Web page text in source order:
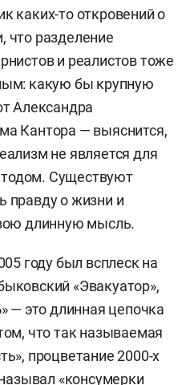
каких-то откровений о
разделение
и реалистов тоже
какую бы крупную
Александра
Кантора — выяснится,
не является для
Существуют
правду о жизни и
длинную мысль.
году был всплеск на
«Эвакуатор»,
— это длинная цепочка
что так называемая
процветание 2000-х
«консумерки